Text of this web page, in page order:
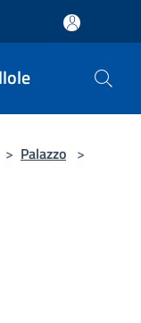
> Palazzo >